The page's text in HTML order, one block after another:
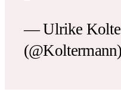
— Ulrike
(@Koltermann)